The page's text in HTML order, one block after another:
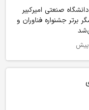
صنعتی امیرکبیر
برتر جشنواره فناوران و
شد